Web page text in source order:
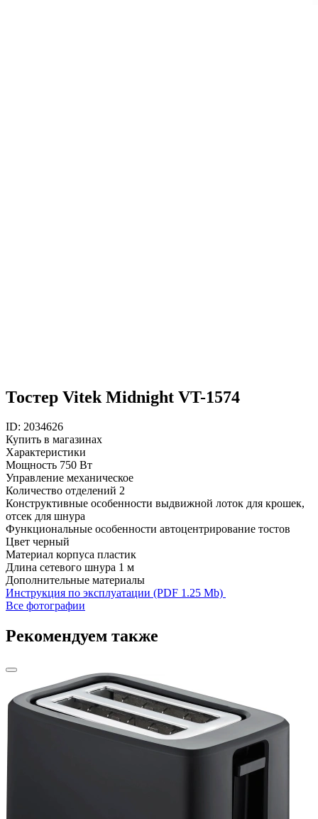
Тостер Vitek Midnight VT-1574
ID: 2034626
Купить в магазинах
Характеристики
Мощность 750 Вт
Управление механическое
Количество отделений 2
Конструктивные особенности выдвижной лоток для крошек,
отсек для шнура
Функциональные особенности автоцентрирование тостов
Цвет черный
Материал корпуса пластик
Длина сетевого шнура 1 м
Дополнительные материалы
Инструкция по эксплуатации (PDF 1.25 Mb)
Все фотографии
Рекомендуем также